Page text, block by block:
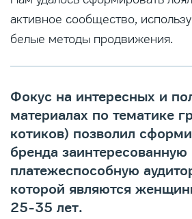
активное сообщество,
белые методы продвижения.
Фокус на интересных и
материалах по тематике
котиков) позволил
бренда
платежеспособную
которой являются
25-35 лет.